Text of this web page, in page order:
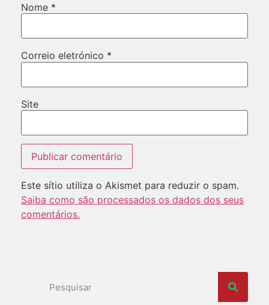
Nome *
Correio eletrónico *
Site
Este sítio utiliza o Akismet para reduzir o spam.
Saiba como são processados os dados dos seus
comentários.